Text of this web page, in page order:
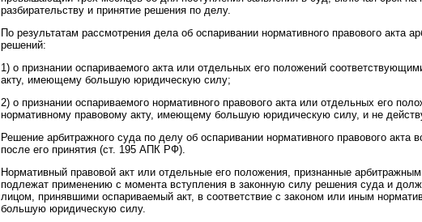
разбирательству и принятие решения по делу.
По результатам рассмотрения дела об оспаривании нормативного правового акта
решений:
1) о признании оспариваемого акта или отдельных его положений
акту, имеющему большую юридическую силу;
2) о признании оспариваемого нормативного правового акта или отдельных его
нормативному правовому акту, имеющему большую юридическую силу, и не
Решение арбитражного суда по делу об оспаривании нормативного правового акта
после его принятия (ст. 195 АПК РФ).
Нормативный правовой акт или отдельные его положения, признанные
подлежат применению с момента вступления в законную силу решения суда и
лицом, принявшими оспариваемый акт, в соответствие с законом или иным
большую юридическую силу.